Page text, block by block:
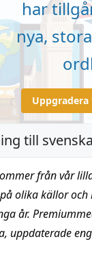
har
nya,
till
från vår
olika källor och
år.
uppdaterade